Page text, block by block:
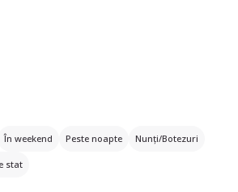
colegiul Pedagogic din Cluj pe
ale educației din Cluj Napoca. De
atestatul de predare a limbii engleze,
cineva care să predea și engleză
empatică, pregătită de jocuri educative
copii) la diferite petreceri și nunți.
În weekend Peste noapte Nunți/Botezuri
stat